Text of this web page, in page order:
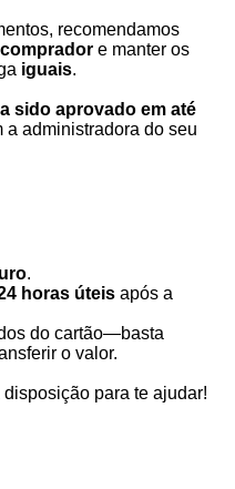
recomendamos
e manter os
iguais.
sido aprovado em até
a administradora do seu
.
horas úteis após a
do cartão—basta
o valor.
para te ajudar!